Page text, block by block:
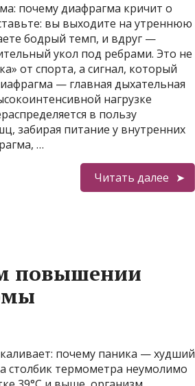
почему диафрагма кричит о
вы выходите на утреннюю
бодрый темп, и вдруг —
укол под ребрами. Это не
от спорта, а сигнал, который
— главная дыхательная
нагрузке
в пользу
забирая питание у внутренних
…
Читать далее
повышении
почему паника — худший
столбик термометра неумолимо